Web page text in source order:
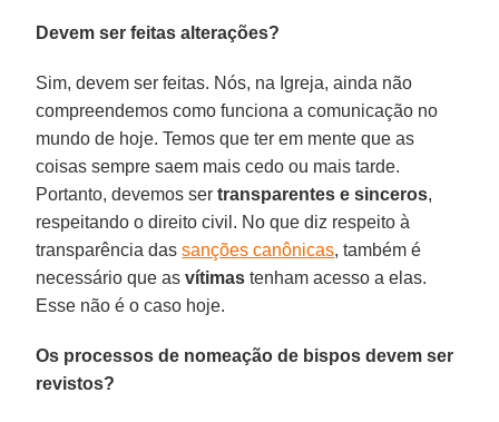
Devem ser feitas alterações?
Sim, devem ser feitas. Nós, na Igreja, ainda não
compreendemos como funciona a comunicação no
mundo de hoje. Temos que ter em mente que as
coisas sempre saem mais cedo ou mais tarde.
Portanto, devemos sertransparentes e sinceros,
respeitando o direito civil. No que diz respeito à
transparência dassanções canônicas, também é
necessário que asvítimas tenham acesso a elas.
Esse não é o caso hoje.
Os processos de nomeação de bispos devem ser
revistos?